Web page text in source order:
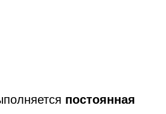
постоянная